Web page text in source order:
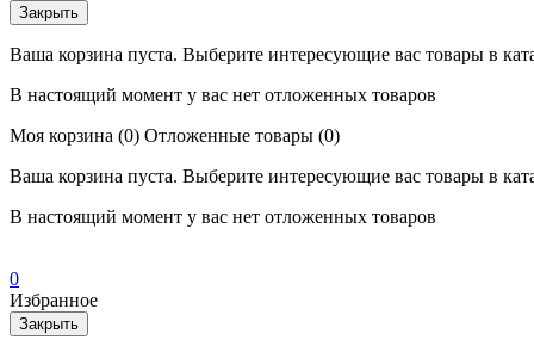
Закрыть
Ваша корзина пуста. Выберите интересующие вас товары в
В настоящий момент у вас нет отложенных товаров
Моя корзина (0) Отложенные товары (0)
Ваша корзина пуста. Выберите интересующие вас товары в
В настоящий момент у вас нет отложенных товаров
0
Избранное
Закрыть